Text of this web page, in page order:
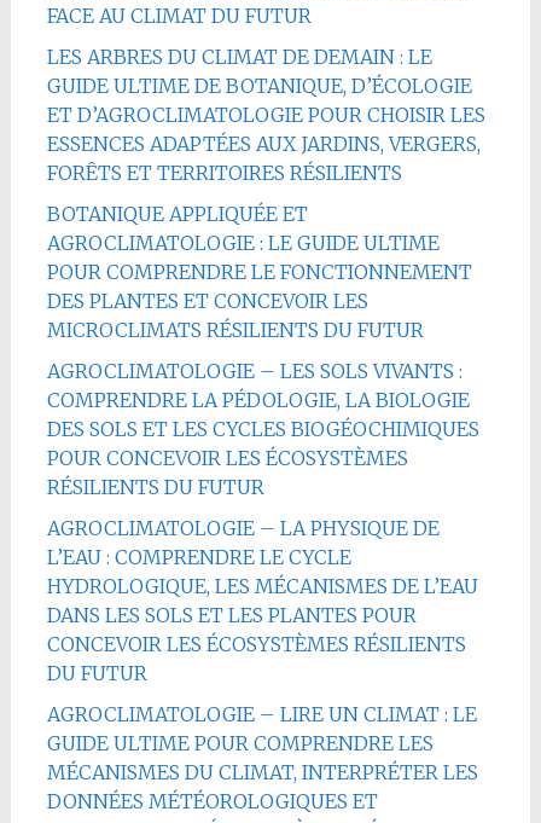
FACE AU CLIMAT DU FUTUR
LES ARBRES DU CLIMAT DE DEMAIN : LE
GUIDE ULTIME DE BOTANIQUE, D’ÉCOLOGIE
ET D’AGROCLIMATOLOGIE POUR CHOISIR LES
ESSENCES ADAPTÉES AUX JARDINS, VERGERS,
FORÊTS ET TERRITOIRES RÉSILIENTS
BOTANIQUE APPLIQUÉE ET
AGROCLIMATOLOGIE : LE GUIDE ULTIME
POUR COMPRENDRE LE FONCTIONNEMENT
DES PLANTES ET CONCEVOIR LES
MICROCLIMATS RÉSILIENTS DU FUTUR
AGROCLIMATOLOGIE – LES SOLS VIVANTS :
COMPRENDRE LA PÉDOLOGIE, LA BIOLOGIE
DES SOLS ET LES CYCLES BIOGÉOCHIMIQUES
POUR CONCEVOIR LES ÉCOSYSTÈMES
RÉSILIENTS DU FUTUR
AGROCLIMATOLOGIE – LA PHYSIQUE DE
L’EAU : COMPRENDRE LE CYCLE
HYDROLOGIQUE, LES MÉCANISMES DE L’EAU
DANS LES SOLS ET LES PLANTES POUR
CONCEVOIR LES ÉCOSYSTÈMES RÉSILIENTS
DU FUTUR
AGROCLIMATOLOGIE – LIRE UN CLIMAT : LE
GUIDE ULTIME POUR COMPRENDRE LES
MÉCANISMES DU CLIMAT, INTERPRÉTER LES
DONNÉES MÉTÉOROLOGIQUES ET